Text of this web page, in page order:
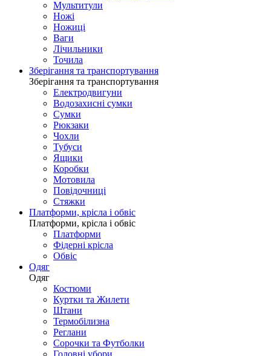
Мультитули
Ножі
Ножиці
Ваги
Лічильники
Точила
Зберігання та транспортування
Зберігання та транспортування
Електродвигуни
Водозахисні сумки
Сумки
Рюкзаки
Чохли
Тубуси
Ящики
Коробки
Мотовила
Повідочниці
Стяжки
Платформи, крісла і обвіс
Платформи, крісла і обвіс
Платформи
Фідерні крісла
Обвіс
Одяг
Одяг
Костюми
Куртки та Жилети
Штани
Термобілизна
Реглани
Сорочки та Футболки
Головні убори